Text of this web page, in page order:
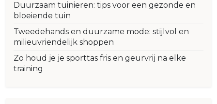
Duurzaam tuinieren: tips voor een gezonde en
bloeiende tuin
Tweedehands en duurzame mode: stijlvol en
milieuvriendelijk shoppen
Zo houd je je sporttas fris en geurvrij na elke
training